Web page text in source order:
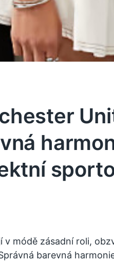
v módě zásadní roli,
barevná